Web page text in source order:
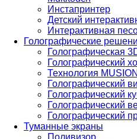
Инстапринтер
Детский
Интерактивная
Голографические
Голографическая
Голографический
Технология MUSION
Голографический
Голографический
Голографический
Голографический
Туманные экраны